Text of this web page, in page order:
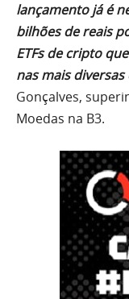
lançamento já é
bilhões de reais
ETFs de cripto
nas mais
Gonçalves,
Moedas na B3.